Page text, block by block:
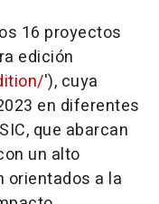
16 proyectos
edición
'), cuya
en diferentes
que abarcan
un alto
orientados a la